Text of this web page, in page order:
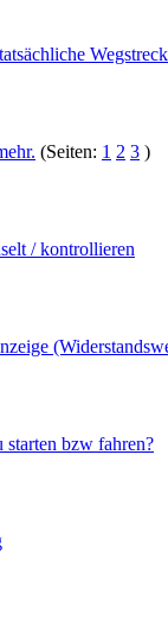
(Seiten: 1 2 3 )
/ kontrollieren
starten bzw fahren?